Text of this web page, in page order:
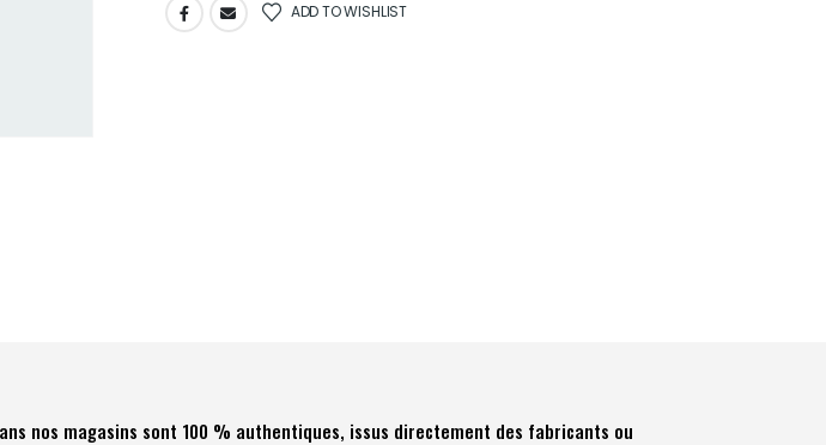
ADD TO WISHLIST
nos magasins sont 100 % authentiques, issus directement des fabricants ou